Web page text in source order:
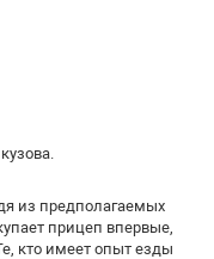
из предполагаемых
прицеп впервые,
кто имеет опыт езды